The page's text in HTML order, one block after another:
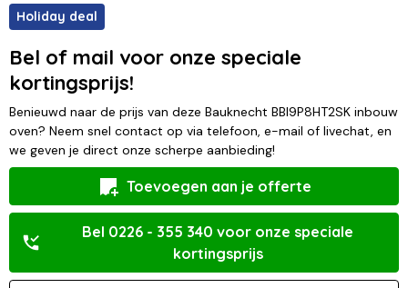
Holiday deal
Bel of mail voor onze speciale
kortingsprijs!
Benieuwd naar de prijs van deze Bauknecht BBI9P8HT2SK inbouw
oven? Neem snel contact op via telefoon, e-mail of livechat, en
we geven je direct onze scherpe aanbieding!
Toevoegen aan je offerte
Bel 0226 - 355 340 voor onze speciale
kortingsprijs